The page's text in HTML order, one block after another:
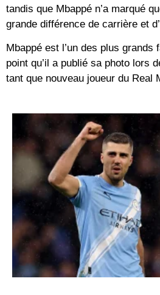
tandis que Mbappé n’a marqué
grande différence de carrière et
Mbappé est l’un des plus grands
point qu’il a publié sa photo lors
tant que nouveau joueur du Real